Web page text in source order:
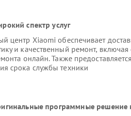
спектр услуг
центр Xiaomi обеспечивает
и качественный ремонт,
онлайн. Также
срока службы техники
программные решение